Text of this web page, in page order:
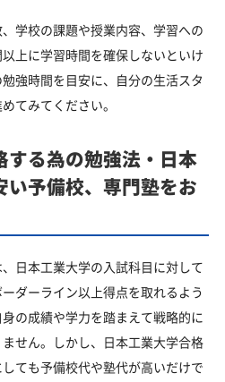
学校の課題や授業内容、学習への
上に学習時間を確保しないといけ
強時間を目安に、自分の生活スタ
てみてください。
する為の勉強法・日本
予備校、専門塾をお
日本工業大学の入試科目に対して
ダーライン以上得点を取れるよう
の成績や学力を踏まえて戦略的に
せん。しかし、日本工業大学合格
ても予備校代や塾代が高いだけで